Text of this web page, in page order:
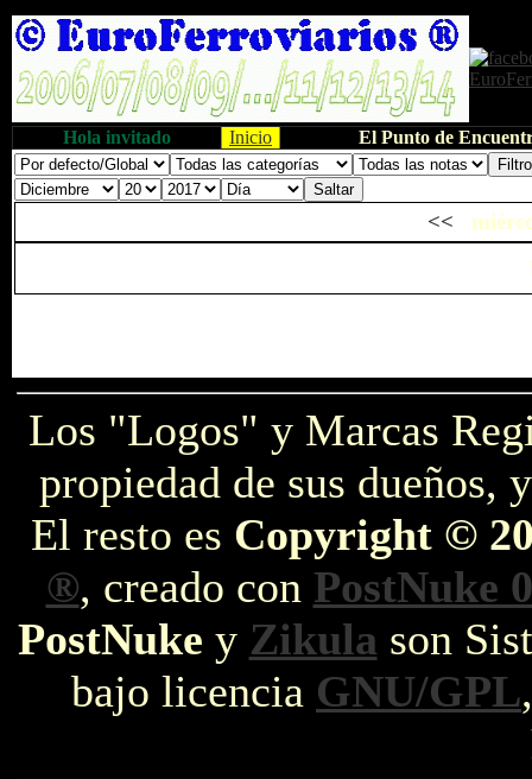
Hola invitado Inicio El Punto de
<<
Los "Logos" y Marcas
propiedad de sus dueños,
El resto es Copyright ©
®, creado con PostNuke
PostNuke y Zikula son
bajo licencia GNU/GPL